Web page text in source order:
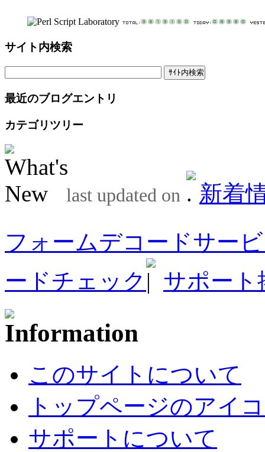
サイト内検索
最近のブログエントリ
カテゴリツリー
last updated on
新着
フォームデコードサー
ードチェック
サポート
このサイトについて
トップページのアイ
サポートについて